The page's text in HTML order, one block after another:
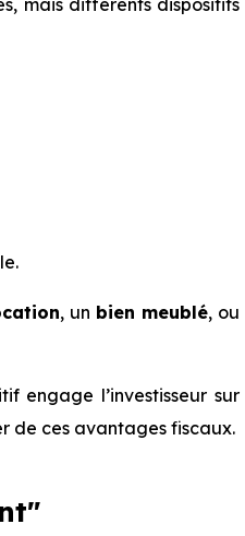
mais différents dispositifs
, un bien meublé, ou
engage l’investisseur sur
de ces avantages fiscaux.